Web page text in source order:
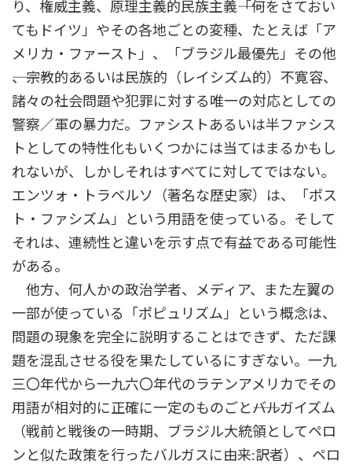
り、権威主義、原理主義的民族主義――「何をさておい
てもドイツ」やその各地ごとの変種、たとえば「ア
メリカ・ファースト」、「ブラジル最優先」その他
――、宗教的あるいは民族的（レイシズム的）不寛容、
諸々の社会問題や犯罪に対する唯一の対応としての
警察／軍の暴力だ。ファシストあるいは半ファシス
トとしての特性化もいくつかには当てはまるかもし
れないが、しかしそれはすべてに対してではない。
エンツォ・トラベルソ（著名な歴史家）は、「ポス
ト・ファシズム」という用語を使っている。そして
それは、連続性と違いを示す点で有益である可能性
がある。
他方、何人かの政治学者、メディア、また左翼の
一部が使っている「ポピュリズム」という概念は、
問題の現象を完全に説明することはできず、ただ課
題を混乱させる役を果たしているにすぎない。一九
三〇年代から一九六〇年代のラテンアメリカでその
用語が相対的に正確に一定のものごと――バルガイズム
（戦前と戦後の一時期、ブラジル大統領としてペロ
ンと似た政策を行ったバルガスに由来:訳者）、ペロ